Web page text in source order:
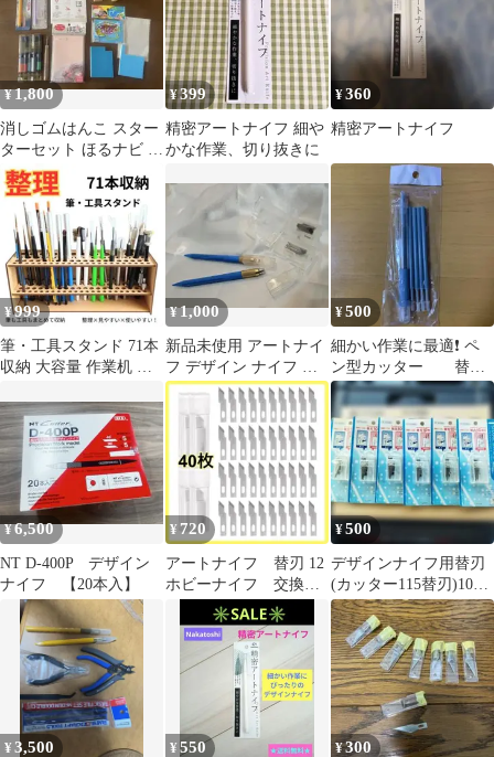
¥1,800
消しゴムはんこ スター
ターセット ほるナビ デ
ザインナイフ 彫刻刀 ス
タンプ
¥399
精密アートナイフ 細や
かな作業、切り抜きに
¥360
精密アートナイフ
¥ 999
筆・工具スタンド 71本
収納 大容量 作業机 整
¥ 1,000
新品未使用 アートナイ
フ デザイン ナイフ 替
刃 カッター アートナイ
フ セット
¥500
細かい作業に最適❗️ ペ
ン型カッター 替え
刃4本付き デザインナ
イフ クラフト
¥6,500
NT D-400P デザイン
ナイフ 【20本入】
¥ 720
アートナイフ 替刃 12
ホビーナイフ 交換
刃 彫刻 アート 40
個
¥500
デザインナイフ用替刃
(カッター115替刃)10枚
入りx6点(管理NO.5289)
¥3,500 ¥550 ¥300